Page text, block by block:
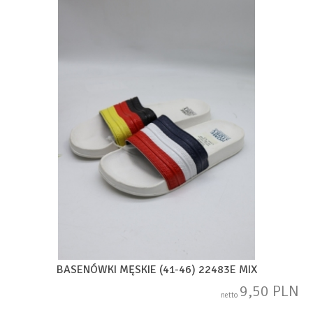
BASENÓWKI MĘSKIE (41-46) 22483E MIX
netto 9,50 PLN